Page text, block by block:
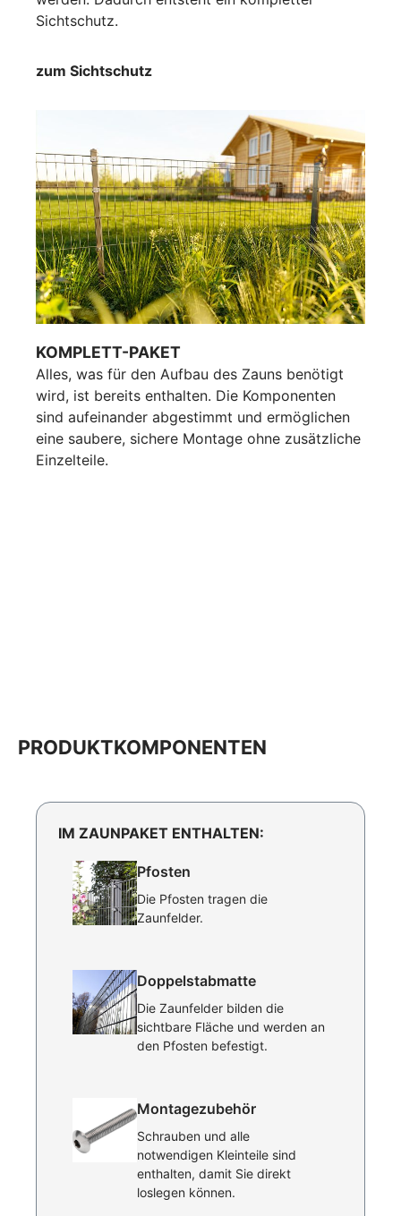
Sichtschutz.
zum Sichtschutz
KOMPLETT-PAKET
Alles, was für den Aufbau des Zauns benötigt
wird, ist bereits enthalten. Die Komponenten
sind aufeinander abgestimmt und ermöglichen
eine saubere, sichere Montage ohne zusätzliche
Einzelteile.
PRODUKTKOMPONENTEN
IM ZAUNPAKET ENTHALTEN:
Pfosten
Die Pfosten tragen die
Zaunfelder.
Doppelstabmatte
Die Zaunfelder bilden die
sichtbare Fläche und werden an
den Pfosten befestigt.
Montagezubehör
Schrauben und alle
notwendigen Kleinteile sind
enthalten, damit Sie direkt
loslegen können.